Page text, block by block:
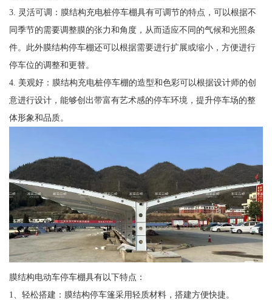
3. 灵活可调：膜结构充电桩停车棚具有可调节的特点，可以根据不
同季节的需要调整膜的张力和角度，从而适应不同的气候和光照条
件。此外膜结构停车棚还可以根据需要进行扩展或缩小，方便进行
停车位的调整和更替。
4. 美观好：膜结构充电桩停车棚的造型和色彩可以根据设计师的创
意进行设计，能够创出带富有艺术感的停车环境，提升停车场的整
体形象和品质。
膜结构电动车停车棚具有以下特点：
1、轻松搭建：膜结构停车篷采用轻质材料，搭建方便快捷。